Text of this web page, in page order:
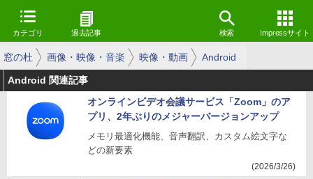
カテゴリ 過去記事 検索 Impressサイト
窓の杜 画像・映像・音楽 映像・動画 Android
Android 関連記事
オンラインビデオ会議サービス「Zoom」のア
プリ、2年ぶりのメジャーバージョンアップ
メモリ最適化機能、音声翻訳、カスタム絵文字な
どの新要素
(2026/3/26)